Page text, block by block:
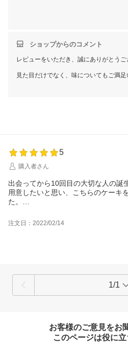
これはリピート決定(*･ω･)
ショップからのコメント
レビューをいただき、誠にありがとうご
見た目だけでなく、味についてもご満足
また、ケーキの梱包やデコレーション
がとうございます。お客様に安心して
「リピート決定」とのお言葉、とても
目もお味も美しいケーキをお届けでき
ります。
またのご利用を心よりお待ちしており
5
購入者さん
出会ってから10回目の大切な人の誕
用意したいと思い、こちらのケーキ
た。
実物は写真以上に繊細で美しく感動
しいケーキに喜んでもらえ、素敵な
注文日：2022/02/14
1/1
お客様のご意見をお
このページは役に